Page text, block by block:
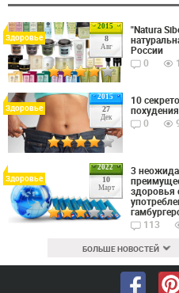
2015
8
Авг
Здоровье
"Natura
России
0
2015
27
Дек
Здоровье
10
похудения
0
2022
10
Март
Здоровье
3
здоровья
113
БОЛЬШЕ НОВОСТЕЙ